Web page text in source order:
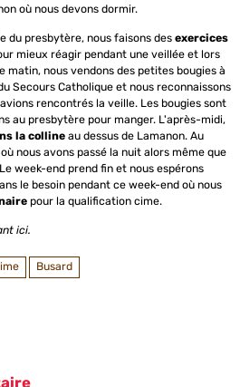
où nous devons dormir.
du presbytère, nous faisons des exercices
mieux réagir pendant une veillée et lors
matin, nous vendons des petites bougies à
Secours Catholique et nous reconnaissons
rencontrés la veille. Les bougies sont
au presbytère pour manger. L'après-midi,
la colline au dessus de Lamanon. Au
nous avons passé la nuit alors même que
week-end prend fin et nous espérons
le besoin pendant ce week-end où nous
pour la qualification cime.
ici.
Busard